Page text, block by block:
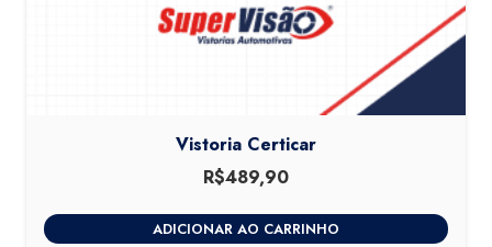
Vistoria Certicar
R$489,90
ADICIONAR AO CARRINHO